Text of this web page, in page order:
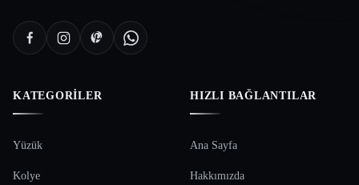
KATEGORILER
Yüzük
Kolye
HIZLI BAĞLANTILAR
Ana Sayfa
Hakkımızda